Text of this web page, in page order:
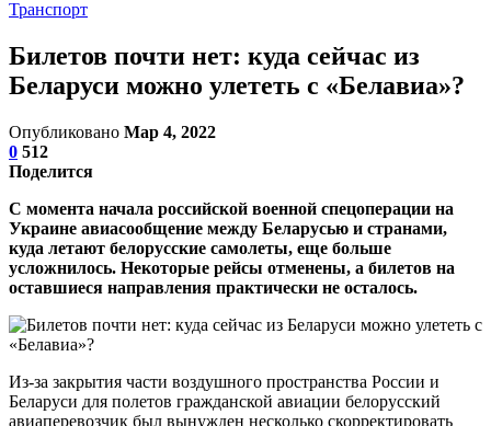
Транспорт
Билетов почти нет: куда сейчас из
Беларуси можно улететь с «Белавиа»?
Опубликовано Мар 4, 2022
0 512
Поделится
С момента начала российской военной спецоперации на
Украине авиасообщение между Беларусью и странами,
куда летают белорусские самолеты, еще больше
усложнилось. Некоторые рейсы отменены, а билетов на
оставшиеся направления практически не осталось.
Из-за закрытия части воздушного пространства России и
Беларуси для полетов гражданской авиации белорусский
авиаперевозчик был вынужден несколько скорректировать